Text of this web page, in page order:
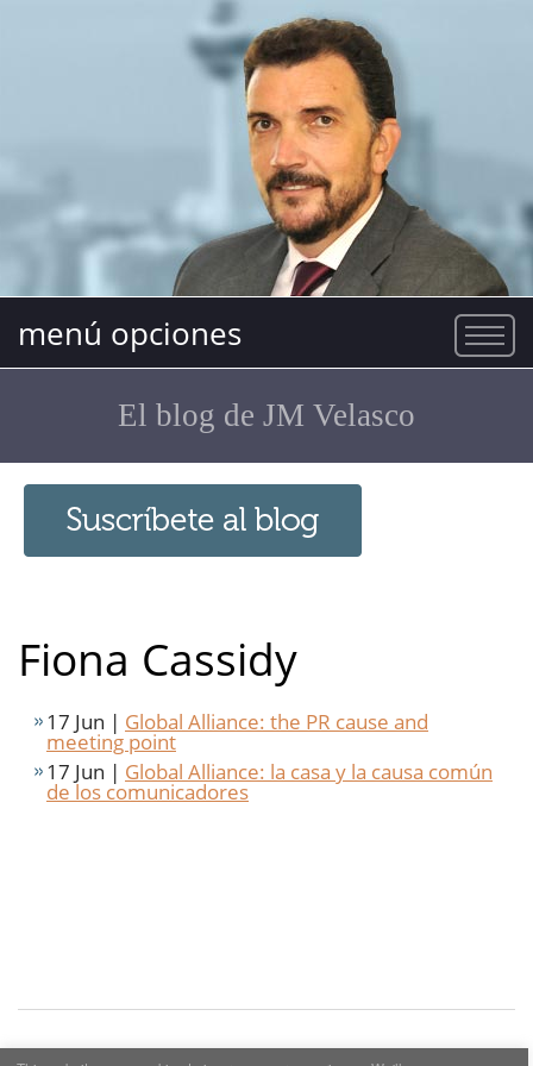
menú opciones
El blog de JM Velasco
Fiona Cassidy
17 Jun | Global Alliance: the PR cause and
meeting point
17 Jun | Global Alliance: la casa y la causa común
de los comunicadores